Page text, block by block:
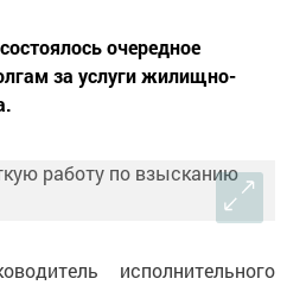
очередное
за услуги жилищно-
исполнительного